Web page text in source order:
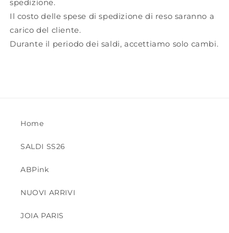
spedizione.
Il costo delle spese di spedizione di reso saranno a
carico del cliente.
Durante il periodo dei saldi, accettiamo solo cambi.
Home
SALDI SS26
ABPink
NUOVI ARRIVI
JOIA PARIS